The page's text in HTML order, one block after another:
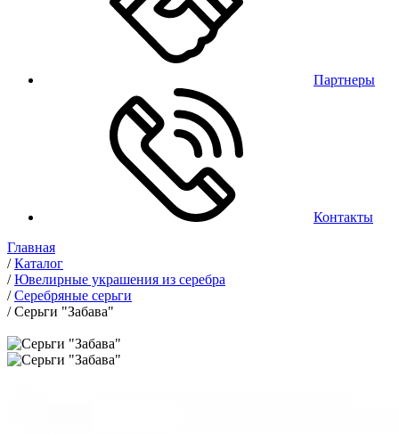
Партнеры
Контакты
Главная
/Каталог
/Ювелирные украшения из серебра
/Серебряные серьги
/Серьги "Забава"